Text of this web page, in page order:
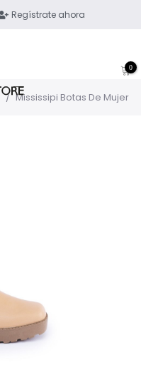
Regístrate ahora
0
/ Mississipi Botas De Mujer